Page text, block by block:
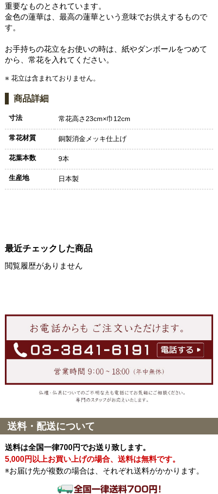
重要なものとされています。
金色の蓮華は、最高の蓮華という意味でお供えするもので
す。
お手持ちの花立をお使いの時は、紙やダンボールをつめて
から、常花を入れてください。
※ 花立は含まれておりません。
商品詳細
寸法 常花高さ23cm×巾12cm
常花材質 銅製消金メッキ仕上げ
花葉本数 9本
生産地 日本製
最近チェックした商品
閲覧履歴がありません
送料・配送について
送料は全国一律700円でお送り致します。
5,000円以上お買い上げの場合、送料は無料です。
※お届け先が複数の場合は、それぞれ送料がかかります。